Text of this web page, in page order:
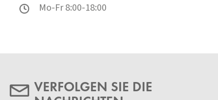
Mo-Fr 8:00-18:00
VERFOLGEN SIE DIE